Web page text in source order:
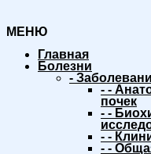
МЕНЮ
Главная
Болезни
-
- -
почек
- -
- -
- -